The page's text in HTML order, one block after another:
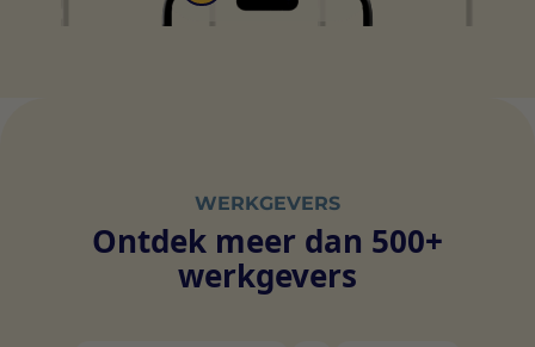
WERKGEVERS
Ontdek meer dan 500+
werkgevers